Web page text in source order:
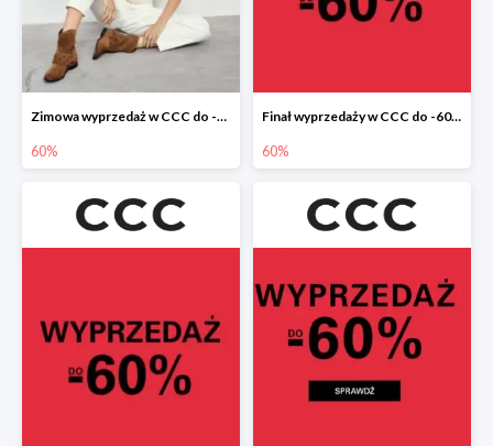
Zimowa wyprzedaż w CCC do -60%
60%
Finał wyprzedaży w CCC do -60%
60%